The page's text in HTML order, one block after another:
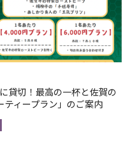
貸切！最高の一杯と佐賀の
ティープラン」のご案内